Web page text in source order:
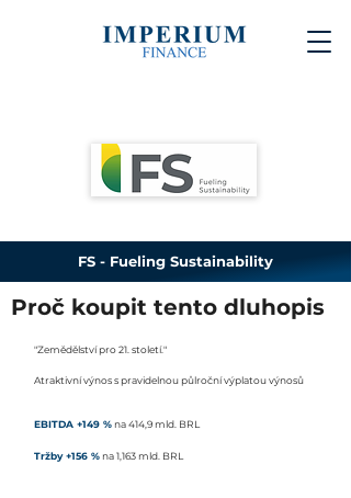
FS - Fueling Sustainability
Proč koupit tento dluhopis
"Zemědělství pro 21. století."
Atraktivní výnos s pravidelnou půlroční výplatou výnosů
EBITDA +149 %na 414,9 mld. BRL
Tržby +156 %na 1,163 mld. BRL